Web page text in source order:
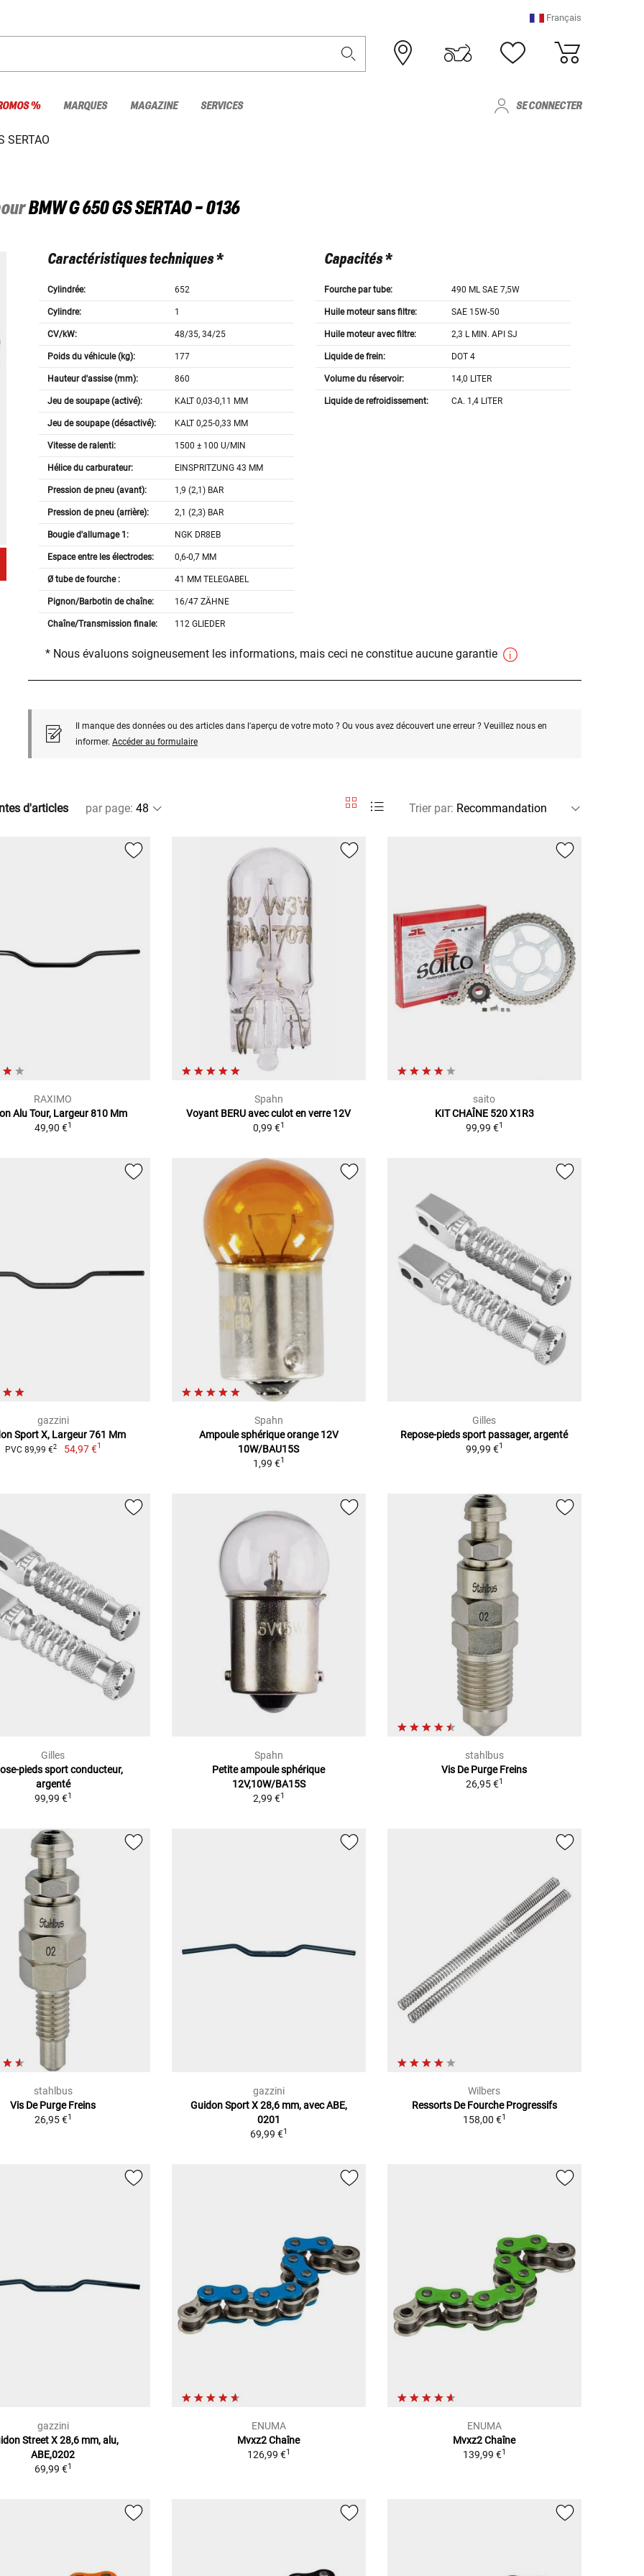
Français
% MARQUES MAGAZINE SERVICES SE CONNECTER
SERTAO
BMWG 650 GS SERTAO - 0136
Caractéristiques techniques *
Cylindrée: 652
Cylindre: 1
CV/kW: 48/35, 34/25
Poids du véhicule (kg): 177
Hauteur d'assise (mm): 860
Jeu de soupape (activé): KALT 0,03-0,11 MM
Jeu de soupape (désactivé): KALT 0,25-0,33 MM
Vitesse de ralenti: 1500 ± 100 U/MIN
Hélice du carburateur: EINSPRITZUNG 43 MM
Pression de pneu (avant): 1,9 (2,1) BAR
Pression de pneu (arrière): 2,1 (2,3) BAR
Bougie d'allumage 1: NGK DR8EB
Espace entre les électrodes: 0,6-0,7 MM
Ø tube de fourche : 41 MM TELEGABEL
Pignon/Barbotin de chaîne: 16/47 ZÄHNE
Chaîne/Transmission finale: 112 GLIEDER
Capacités *
Fourche par tube: 490 ML SAE 7,5W
Huile moteur sans filtre: SAE 15W-50
Huile moteur avec filtre: 2,3 L MIN. API SJ
Liquide de frein: DOT 4
Volume du réservoir: 14,0 LITER
Liquide de refroidissement: CA. 1,4 LITER
* Nous évaluons soigneusement les informations, mais ceci ne constitue aucune garantie
Il manque des données ou des articles dans l'aperçu de votre moto ? Ou vous avez découvert une erreur ? Veuillez nous en
informer. Accéder au formulaire
d'articles par page: Trier par:
RAXIMO
Alu Tour, Largeur 810 Mm
49,90 €1
Spahn
Voyant BERU avec culot en verre 12V
0,99 €1
saito
KIT CHAÎNE 520 X1R3
99,99 €1
gazzini
Sport X, Largeur 761 Mm
PVC 89,99 €2 54,97 €1
Spahn
Ampoule sphérique orange 12V
10W/BAU15S
1,99 €1
Gilles
Repose-pieds sport passager, argenté
99,99 €1
Gilles
pieds sport conducteur,
argenté
99,99 €1
Spahn
Petite ampoule sphérique
12V,10W/BA15S
2,99 €1
stahlbus
Vis De Purge Freins
26,95 €1
stahlbus
Vis De Purge Freins
26,95 €1
gazzini
Guidon Sport X 28,6 mm, avec ABE,
0201
69,99 €1
Wilbers
Ressorts De Fourche Progressifs
158,00 €1
gazzini
Street X 28,6 mm, alu,
ABE,0202
69,99 €1
ENUMA
Mvxz2 Chaîne
126,99 €1
ENUMA
Mvxz2 Chaîne
139,99 €1